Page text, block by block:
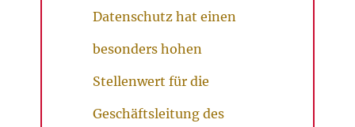
Datenschutz hat einen
besonders hohen
Stellenwert für die
Geschäftsleitung des